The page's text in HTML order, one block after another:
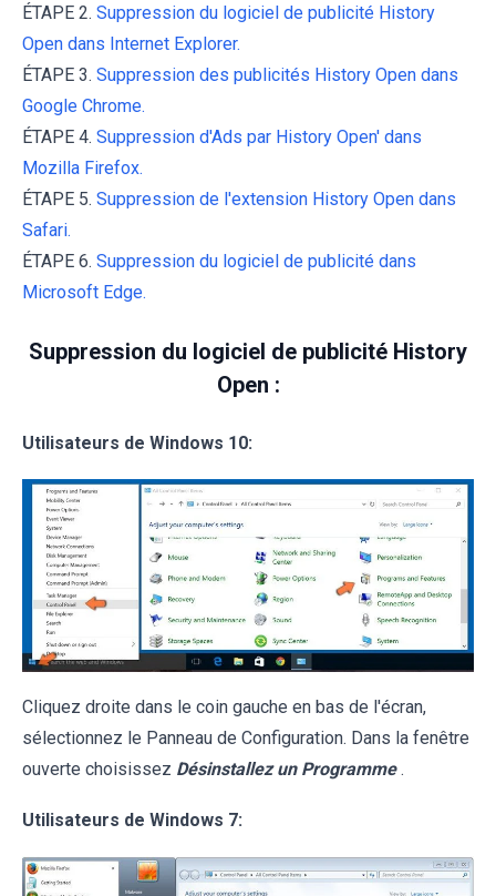
ÉTAPE 2. Suppression du logiciel de publicité History
Open dans Internet Explorer.
ÉTAPE 3. Suppression des publicités History Open dans
Google Chrome.
ÉTAPE 4. Suppression d'Ads par History Open' dans
Mozilla Firefox.
ÉTAPE 5. Suppression de l'extension History Open dans
Safari.
ÉTAPE 6. Suppression du logiciel de publicité dans
Microsoft Edge.
Suppression du logiciel de publicité History
Open :
Utilisateurs de Windows 10:
Cliquez droite dans le coin gauche en bas de l'écran,
sélectionnez le Panneau de Configuration. Dans la fenêtre
ouverte choisissez Désinstallez un Programme .
Utilisateurs de Windows 7: